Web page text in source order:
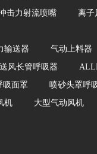
击力射流喷嘴 离子
输送器 气动上料器
风长管呼吸器
吸面罩
喷砂头罩呼
机
大型气动风机